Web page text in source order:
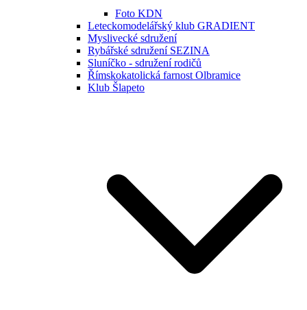
Foto KDN
Leteckomodelářský klub GRADIENT
Myslivecké sdružení
Rybářské sdružení SEZINA
Sluníčko - sdružení rodičů
Římskokatolická farnost Olbramice
Klub Šlapeto